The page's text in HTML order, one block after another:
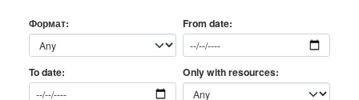
Формат From date
To date Only with resources